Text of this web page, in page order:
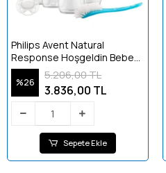
Philips Avent Natural
Response Hoşgeldin Bebek
Hediye Seti SCD838/11
%26
5.206,00 TL
3.836,00 TL
Sepete Ekle